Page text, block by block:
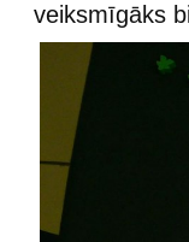
veiksmīgāks